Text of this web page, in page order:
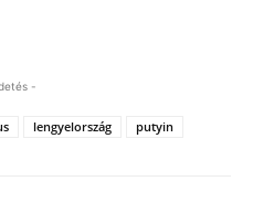
-
lengyelország putyin